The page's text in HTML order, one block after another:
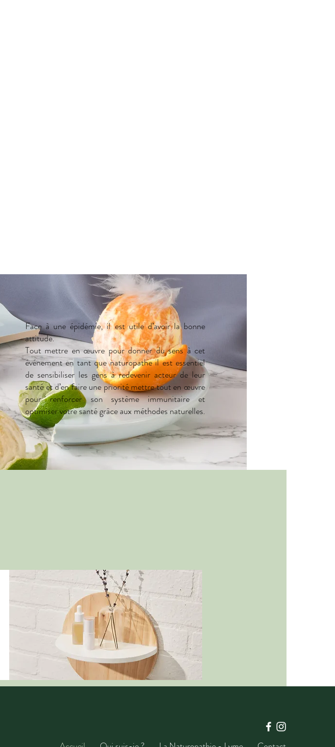
Face à une épidémie, il est utile d’avoir la bonne
attitude.
Tout mettre en œuvre pour donner du sens à cet
événement en tant que naturopathe il est essentiel
de sensibiliser les gens à redevenir acteur de leur
santé et d’en faire une priorité mettre tout en œuvre
pour renforcer son système immunitaire et
optimiser votre santé grâce aux méthodes naturelles.